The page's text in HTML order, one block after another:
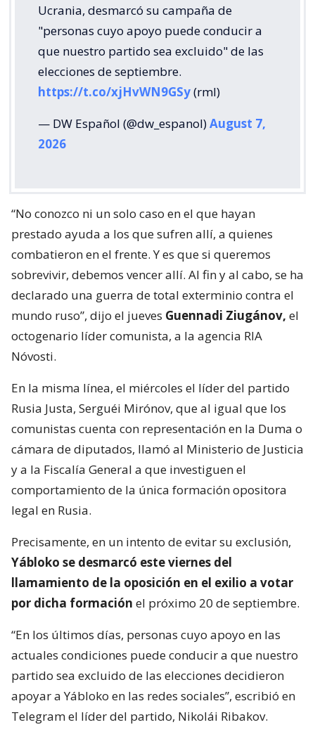
Ucrania, desmarcó su campaña de
"personas cuyo apoyo puede conducir a
que nuestro partido sea excluido" de las
elecciones de septiembre.
https://t.co/xjHvWN9GSy(rml)
— DW Español (@dw_espanol)August 7,
2026
“No conozco ni un solo caso en el que hayan
prestado ayuda a los que sufren allí, a quienes
combatieron en el frente. Y es que si queremos
sobrevivir, debemos vencer allí. Al fin y al cabo, se ha
declarado una guerra de total exterminio contra el
mundo ruso”, dijo el jueves Guennadi Ziugánov, el
octogenario líder comunista, a la agencia RIA
Nóvosti.
En la misma línea, el miércoles el líder del partido
Rusia Justa, Serguéi Mirónov, que al igual que los
comunistas cuenta con representación en la Duma o
cámara de diputados, llamó al Ministerio de Justicia
y a la Fiscalía General a que investiguen el
comportamiento de la única formación opositora
legal en Rusia.
Precisamente, en un intento de evitar su exclusión,
Yábloko se desmarcó este viernes del
llamamiento de la oposición en el exilio a votar
por dicha formación el próximo 20 de septiembre.
“En los últimos días, personas cuyo apoyo en las
actuales condiciones puede conducir a que nuestro
partido sea excluido de las elecciones decidieron
apoyar a Yábloko en las redes sociales”, escribió en
Telegram el líder del partido, Nikolái Ribakov.